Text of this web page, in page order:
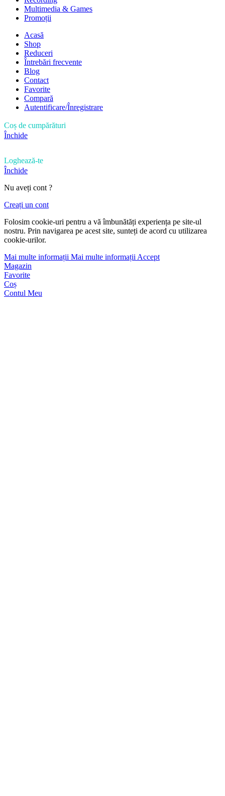
Multimedia & Games
Promoții
Acasă
Shop
Reduceri
Întrebări frecvente
Blog
Contact
Favorite
Compară
Autentificare/Înregistrare
Coș de cumpărături
Închide
Loghează-te
Închide
Nu aveți cont ?
Creați un cont
Folosim cookie-uri pentru a vă îmbunătăți experiența pe site-ul
nostru. Prin navigarea pe acest site, sunteți de acord cu utilizarea
cookie-urilor.
Mai multe informații Mai multe informațiiAccept
Magazin
Favorite
Coș
Contul Meu